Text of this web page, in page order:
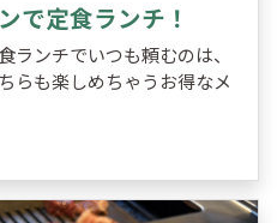
で定食ランチ！
ランチでいつも頼むのは、
らも楽しめちゃうお得なメ